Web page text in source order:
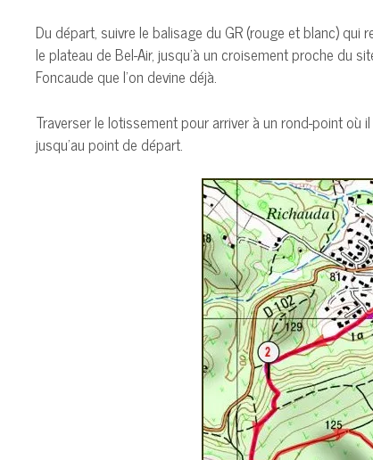
Du départ, suivre le balisage du GR (rouge et blanc) qui
le plateau de Bel-Air, jusqu’à un croisement proche du
Foncaude que l’on devine déjà.
Traverser le lotissement pour arriver à un rond-point
jusqu’au point de départ.